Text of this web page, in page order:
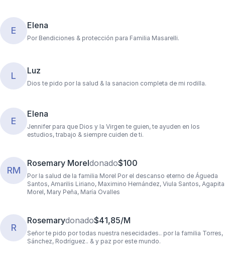
E Elena
Por Bendiciones & protección para Familia Masarelli.
L Luz
Dios te pido por la salud & la sanacion completa de mi rodilla.
E
Elena
Jennifer para que Dios y la Virgen te guien, te ayuden en los
estudios, trabajo & siempre cuiden de ti.
RM
Rosemary Moreldonado$100
Por la salud de la familia Morel Por el descanso eterno de Águeda
Santos, Amarilis Liriano, Maximino Hernández, Viula Santos, Agapita
Morel, Mary Peña, María Ovalles
R
Rosemarydonado$41,85/M
Señor te pido por todas nuestra nesecidades.. por la familia Torres,
Sánchez, Rodríguez.. & y paz por este mundo.